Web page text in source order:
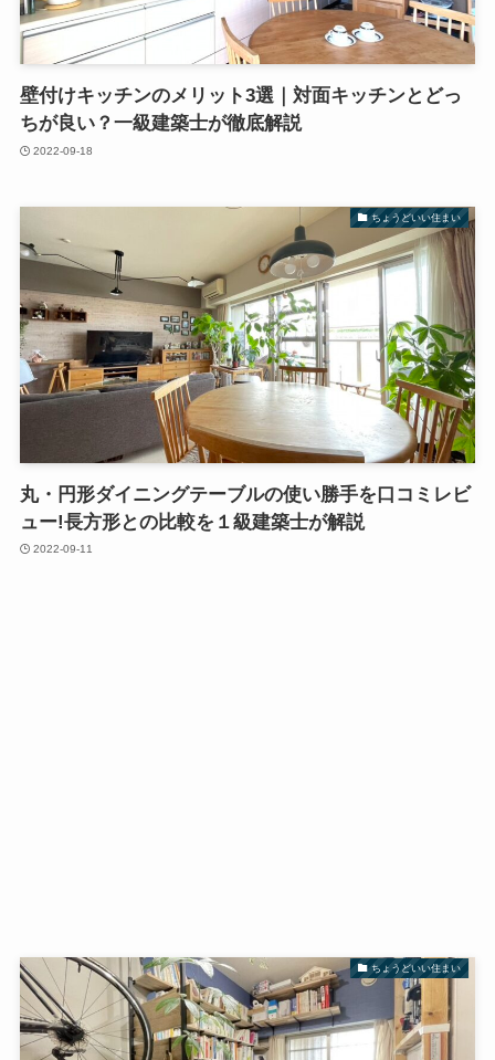
壁付けキッチンのメリット3選｜対面キッチンとどっ
ちが良い？一級建築士が徹底解説
2022-09-18
ちょうどいい住まい
丸・円形ダイニングテーブルの使い勝手を口コミレビ
ュー!長方形との比較を１級建築士が解説
2022-09-11
ちょうどいい住まい